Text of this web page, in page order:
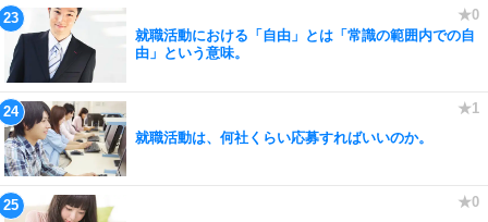
就職活動における「自由」とは「常識の範囲内での自
由」という意味。
就職活動は、何社くらい応募すればいいのか。